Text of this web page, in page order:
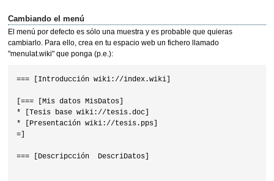
Cambiando el menú
El menú por defecto es sólo una muestra y es probable que quieras
cambiarlo. Para ello, crea en tu espacio web un fichero llamado
"menulat.wiki" que ponga (p.e.):
=== [Introducción wiki://index.wiki]
[=== [Mis datos MisDatos]
* [Tesis base wiki://tesis.doc]
* [Presentación wiki://tesis.pps]
=]
=== [Descripcción  DescriDatos]